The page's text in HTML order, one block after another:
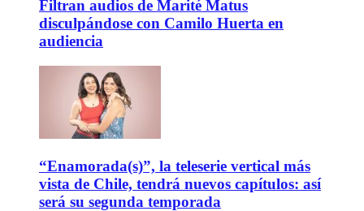
Filtran audios de Marité Matus
disculpándose con Camilo Huerta en
audiencia
“Enamorada(s)”, la teleserie vertical más
vista de Chile, tendrá nuevos capítulos: así
será su segunda temporada